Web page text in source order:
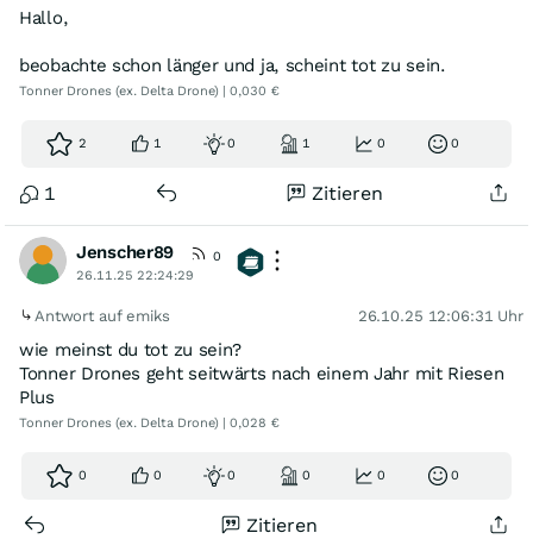
Hallo,
beobachte schon länger und ja, scheint tot zu sein.
Tonner Drones (ex. Delta Drone) | 0,030 €
2 1 0 1 0 0
1 Zitieren
Jenscher89
0
26.11.25 22:24:29
Antwort auf emiks 26.10.25 12:06:31 Uhr
wie meinst du tot zu sein?
Tonner Drones geht seitwärts nach einem Jahr mit Riesen
Plus
Tonner Drones (ex. Delta Drone) | 0,028 €
0 0 0 0 0 0
Zitieren